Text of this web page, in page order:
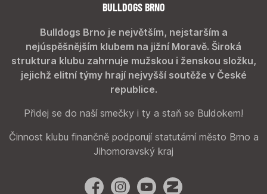
BULLDOGS BRNO
Bulldogs Brno je největším, nejstarším a
nejúspěšnějším klubem na jižní Moravě. Široká
struktura klubu zahrnuje mužskou i ženskou složku,
jejichž elitní týmy hrají nejvyšší soutěže v České
republice.
Přidej se do naší smečky i ty a staň se Buldokem!
Činnost klubu finančně podporují statutární město Brno a
Jihomoravský kraj